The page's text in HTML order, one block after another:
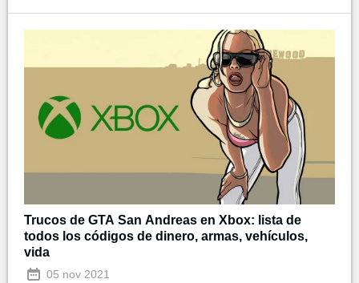
Trucos de GTA San Andreas en Xbox: lista de
todos los códigos de dinero, armas, vehículos,
vida
05 nov 2021